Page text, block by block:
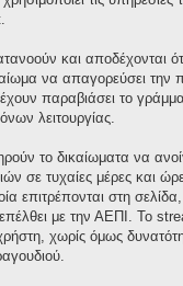
και αποδέχονται
να απαγορεύσει
παραβιάσει το
λειτουργίας.
το δικαίωματα να
σε τυχαίες μέρες και
επιτρέπονται στη
με την ΑΕΠΙ. Το
χωρίς όμως